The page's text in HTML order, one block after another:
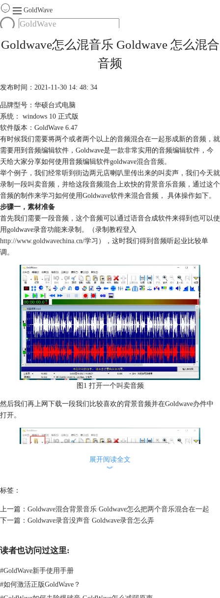
GoldWave
产品
购买
Goldwave怎么混音乐 Goldwave 怎么混合
音频
发布时间：2021-11-30 14: 48: 34
品牌型号：华硕台式电脑
系统： windows 10 正式版
软件版本：GoldWave 6.47
有时候我们需要将两个或者两个以上的音频混合在一起形成新的音频，就
需要用到音频编辑软件，Goldwave是一款非常实用的音频编辑软件，今
天给大家分享如何使用音频编辑软件goldwave混合音频。
举个例子，我们经常听到街边两元店喇叭里传出来的叫卖声，我们今天就
录制一段叫卖音频，并给这段音频混合上欢快的背景音乐音频，通过这个
音频的制作来学习如何使用Goldwave软件来混合音频， 具体操作如下。
步骤一，素材准备
首先我们需要一段音频，这个音频可以通过语音合成软件来得到也可以使
用goldwave录音功能来录制。（录制教程登入
http://www.goldwavechina.cn/学习），这时我们得到音频听起业比较单
调。
图1 打开一个叫卖音频
然后我们再上网下载一段我们比较喜欢的背景音频并在Goldwave办件中
打开。
图2 再打开一个喜欢的背景音乐
这时我们看到在软件的操作框里有两个工作窗口分别是我们的录音窗口和
展开阅读全文
︾
标签：
上一篇： Goldwave混合背景音乐 Goldwave怎么把两个音乐混合在一起
下一篇： Goldwave录音没声音 Goldwave录音怎么弄
读者也访问过这里:
#GoldWave新手使用手册
#如何激活正版GoldWave？